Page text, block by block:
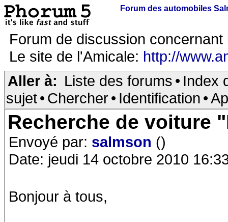
Forum des automobiles
Forum de discussion
Le site de l'Amicale: http://
Aller à: Liste des forums • Index
sujet• Chercher• Identification •
Recherche de voiture
Envoyé par: salmson ()
Date: jeudi 14 octobre 2010
Bonjour à tous,